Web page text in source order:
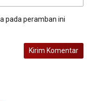
pada peramban ini